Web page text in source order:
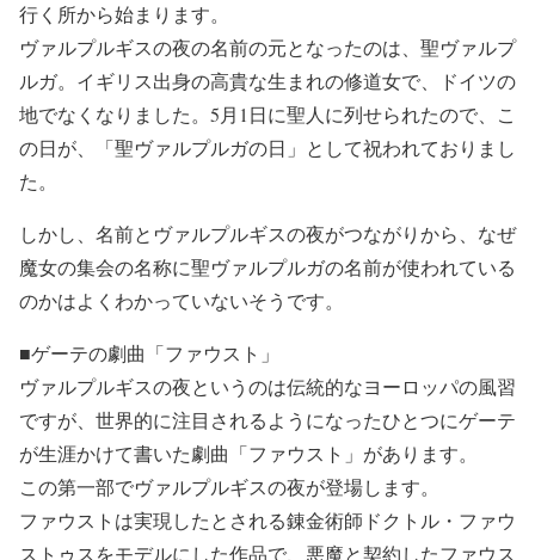
行く所から始まります。
ヴァルプルギスの夜の名前の元となったのは、聖ヴァルプ
ルガ。イギリス出身の高貴な生まれの修道女で、ドイツの
地でなくなりました。5月1日に聖人に列せられたので、こ
の日が、「聖ヴァルプルガの日」として祝われておりまし
た。
しかし、名前とヴァルプルギスの夜がつながりから、なぜ
魔女の集会の名称に聖ヴァルプルガの名前が使われている
のかはよくわかっていないそうです。
■ゲーテの劇曲「ファウスト」
ヴァルプルギスの夜というのは伝統的なヨーロッパの風習
ですが、世界的に注目されるようになったひとつにゲーテ
が生涯かけて書いた劇曲「ファウスト」があります。
この第一部でヴァルプルギスの夜が登場します。
ファウストは実現したとされる錬金術師ドクトル・ファウ
ストゥスをモデルにした作品で、悪魔と契約したファウス